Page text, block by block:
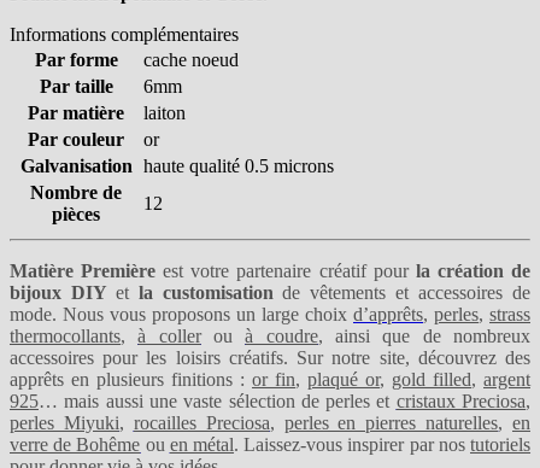
Informations complémentaires
Par forme
cache noeud
Par taille
6mm
Par matière
laiton
Par couleur
or
Galvanisation haute qualité 0.5 microns
Nombre de
pièces
12
Matière Première est votre partenaire créatif pourla création de
bijoux DIY etla customisation de vêtements et accessoires de
mode. Nous vous proposons un large choix d’apprêts, perles, strass
thermocollants,à collerouà coudre, ainsi que de nombreux
accessoires pour les loisirs créatifs. Sur notre site, découvrez des
apprêts en plusieurs finitions : or fin, plaqué or, gold filled, argent
925… mais aussi une vaste sélection de perles et cristaux Preciosa,
perles Miyuki, rocailles Preciosa, perles en pierres naturelles, en
verre de Bohême ou en métal. Laissez-vous inspirer par nostutoriels